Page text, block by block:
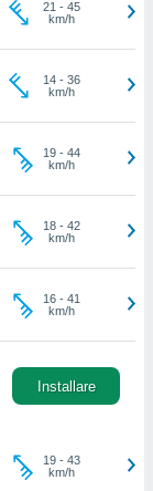
21 - 45
km/h
14- 36
km/h
19- 44
km/h
18- 42
km/h
16- 41
km/h
Installare
19- 43
km/h